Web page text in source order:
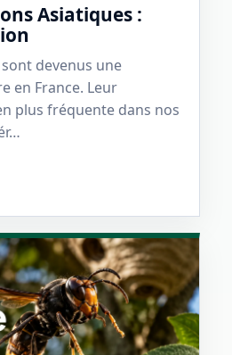
Asiatiques :
devenus une
en France. Leur
plus fréquente dans nos